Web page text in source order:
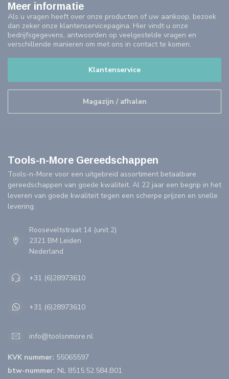
Meer informatie
Als u vragen heeft over onze producten of uw aankoop, bezoek
dan zeker onze klantenservicepagina. Hier vindt u onze
bedrijfsgegevens, antwoorden op veelgestelde vragen en
verschillende manieren om met ons in contact te komen.
Klantenservice
Magazijn / afhalen
Tools-n-More Gereedschappen
Tools-n-More voor een uitgebreid assortiment betaalbare
gereedschappen van goede kwaliteit. Al 22 jaar een begrip in het
leveren van goede kwaliteit tegen een scherpe prijzen en snelle
levering.
Rooseveltstraat 14 (unit 2)
2321 BM Leiden
Nederland
+31 (6)28973610
+31 (6)28973610
info@toolsnmore.nl
KVK nummer: 55065597
btw-nummer: NL 8515.52.584.B01